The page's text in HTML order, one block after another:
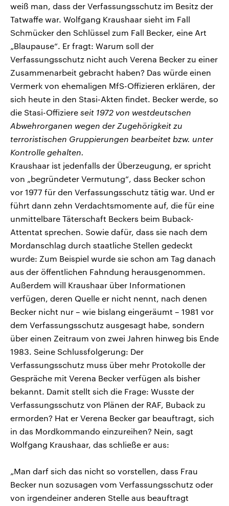
weiß man, dass der Verfassungsschutz im Besitz der
Tatwaffe war. Wolfgang Kraushaar sieht im Fall
Schmücker den Schlüssel zum Fall Becker, eine Art
„Blaupause“. Er fragt: Warum soll der
Verfassungsschutz nicht auch Verena Becker zu einer
Zusammenarbeit gebracht haben? Das würde einen
Vermerk von ehemaligen MfS-Offizieren erklären, der
sich heute in den Stasi-Akten findet. Becker werde, so
die Stasi-Offiziere seit 1972 von westdeutschen
Abwehrorganen wegen der Zugehörigkeit zu
terroristischen Gruppierungen bearbeitet bzw. unter
Kontrolle gehalten.
Kraushaar ist jedenfalls der Überzeugung, er spricht
von „begründeter Vermutung“, dass Becker schon
vor 1977 für den Verfassungsschutz tätig war. Und er
führt dann zehn Verdachtsmomente auf, die für eine
unmittelbare Täterschaft Beckers beim Buback-
Attentat sprechen. Sowie dafür, dass sie nach dem
Mordanschlag durch staatliche Stellen gedeckt
wurde: Zum Beispiel wurde sie schon am Tag danach
aus der öffentlichen Fahndung herausgenommen.
Außerdem will Kraushaar über Informationen
verfügen, deren Quelle er nicht nennt, nach denen
Becker nicht nur – wie bislang eingeräumt – 1981 vor
dem Verfassungsschutz ausgesagt habe, sondern
über einen Zeitraum von zwei Jahren hinweg bis Ende
1983. Seine Schlussfolgerung: Der
Verfassungsschutz muss über mehr Protokolle der
Gespräche mit Verena Becker verfügen als bisher
bekannt. Damit stellt sich die Frage: Wusste der
Verfassungsschutz von Plänen der RAF, Buback zu
ermorden? Hat er Verena Becker gar beauftragt, sich
in das Mordkommando einzureihen? Nein, sagt
Wolfgang Kraushaar, das schließe er aus:
„Man darf sich das nicht so vorstellen, dass Frau
Becker nun sozusagen vom Verfassungsschutz oder
von irgendeiner anderen Stelle aus beauftragt